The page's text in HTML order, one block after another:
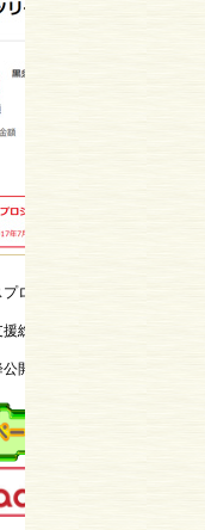
ロジェクト挑戦期間が終
総額、７８２０００円を
開としております。お楽